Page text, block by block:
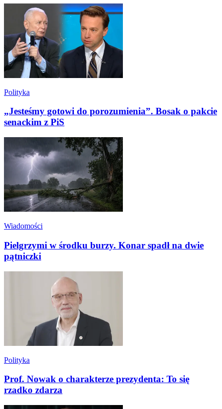
Polityka
„Jesteśmy gotowi do porozumienia”. Bosak o pakcie
senackim z PiS
Wiadomości
Pielgrzymi w środku burzy. Konar spadł na dwie
pątniczki
Polityka
Prof. Nowak o charakterze prezydenta: To się
rzadko zdarza